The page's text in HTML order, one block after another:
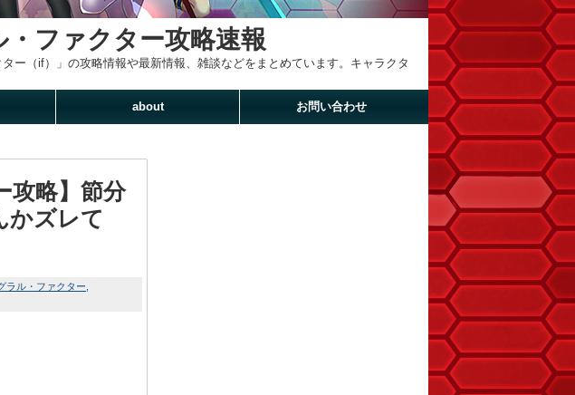
ファクター攻略速報
ー（if）」の攻略情報や最新情報、雑談などをまとめています。キャラクタ
about お問い合わせ
攻略】節分
かズレて
ラル・ファクター